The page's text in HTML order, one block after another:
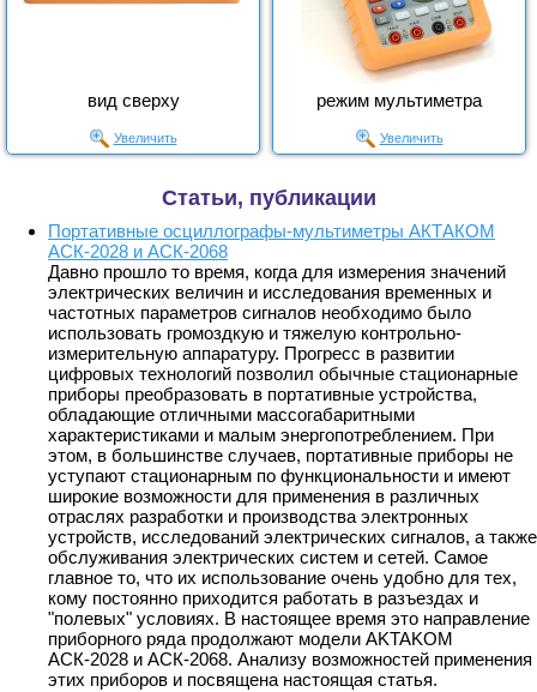
вид сверху
Увеличить
режим мультиметра
Увеличить
Статьи, публикации
Портативные осциллографы-мультиметры АКТАКОМ
АСК-2028 и АСК-2068
Давно прошло то время, когда для измерения значений
электрических величин и исследования временных и
частотных параметров сигналов необходимо было
использовать громоздкую и тяжелую контрольно-
измерительную аппаратуру. Прогресс в развитии
цифровых технологий позволил обычные стационарные
приборы преобразовать в портативные устройства,
обладающие отличными массогабаритными
характеристиками и малым энергопотреблением. При
этом, в большинстве случаев, портативные приборы не
уступают стационарным по функциональности и имеют
широкие возможности для применения в различных
отраслях разработки и производства электронных
устройств, исследований электрических сигналов, а также
обслуживания электрических систем и сетей. Самое
главное то, что их использование очень удобно для тех,
кому постоянно приходится работать в разъездах и
"полевых" условиях. В настоящее время это направление
приборного ряда продолжают модели AKTAKOM
АСК-2028 и АСК-2068. Анализу возможностей применения
этих приборов и посвящена настоящая статья.